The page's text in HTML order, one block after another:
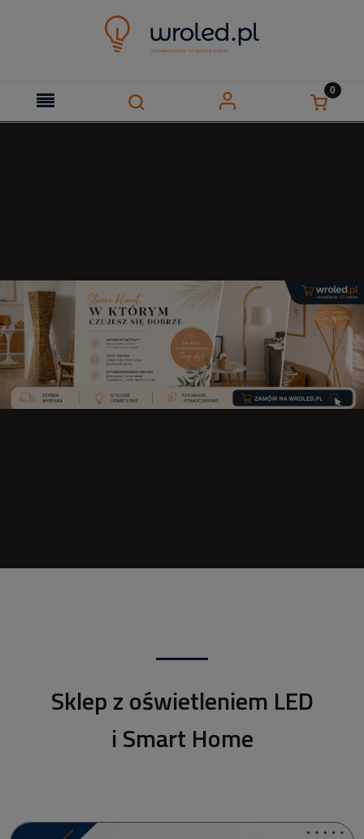
Sklep z oświetleniem LED
i Smart Home